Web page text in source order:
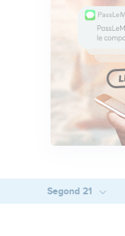
Segond 21